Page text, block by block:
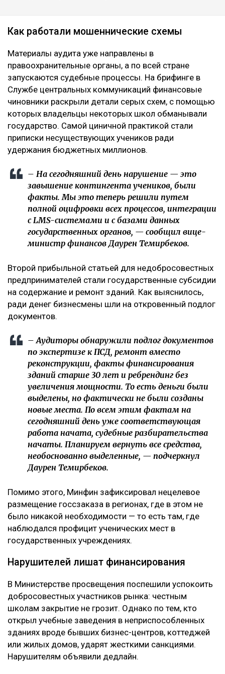
Как работали мошеннические схемы
Материалы аудита уже направлены в
правоохранительные органы, а по всей стране
запускаются судебные процессы. На брифинге в
Службе центральных коммуникаций финансовые
чиновники раскрыли детали серых схем, с помощью
которых владельцы некоторых школ обманывали
государство. Самой циничной практикой стали
приписки несуществующих учеников ради
удержания бюджетных миллионов.
– На сегодняшний день нарушение — это
завышение контингента учеников, были
факты. Мы это теперь решили путем
полной оцифровки всех процессов, интеграции
с LMS-системами и с базами данных
государственных органов, — сообщил вице-
министр финансов Даурен Темирбеков.
Второй прибыльной статьей для недобросовестных
предпринимателей стали государственные субсидии
на содержание и ремонт зданий. Как выяснилось,
ради денег бизнесмены шли на откровенный подлог
документов.
– Аудиторы обнаружили подлог документов
по экспертизе к ПСД, ремонт вместо
реконструкции, факты финансирования
зданий старше 30 лет и ребрендинг без
увеличения мощности. То есть деньги были
выделены, но фактически не были созданы
новые места. По всем этим фактам на
сегодняшний день уже соответствующая
работа начата, судебные разбирательства
начаты. Планируем вернуть все средства,
необоснованно выделенные, — подчеркнул
Даурен Темирбеков.
Помимо этого, Минфин зафиксировал нецелевое
размещение госсзаказа в регионах, где в этом не
было никакой необходимости — то есть там, где
наблюдался профицит ученических мест в
государственных учреждениях.
Нарушителей лишат финансирования
В Министерстве просвещения поспешили успокоить
добросовестных участников рынка: честным
школам закрытие не грозит. Однако по тем, кто
открыл учебные заведения в неприспособленных
зданиях вроде бывших бизнес-центров, коттеджей
или жилых домов, ударят жесткими санкциями.
Нарушителям объявили дедлайн.